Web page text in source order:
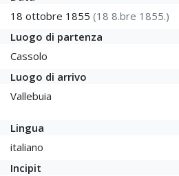
18 ottobre 1855 (18 8.bre 1855.)
Luogo di partenza
Cassolo
Luogo di arrivo
Vallebuia
Lingua
italiano
Incipit